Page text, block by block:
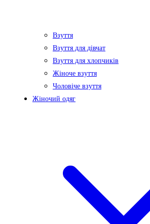
Взуття
Взуття для дівчат
Взуття для хлопчиків
Жіноче взуття
Чоловіче взуття
Жіночий одяг